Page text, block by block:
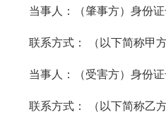
当事人：（肇事方）身份证
联系方式： （以下简称甲方
当事人：（受害方）身份证
联系方式： （以下简称乙方